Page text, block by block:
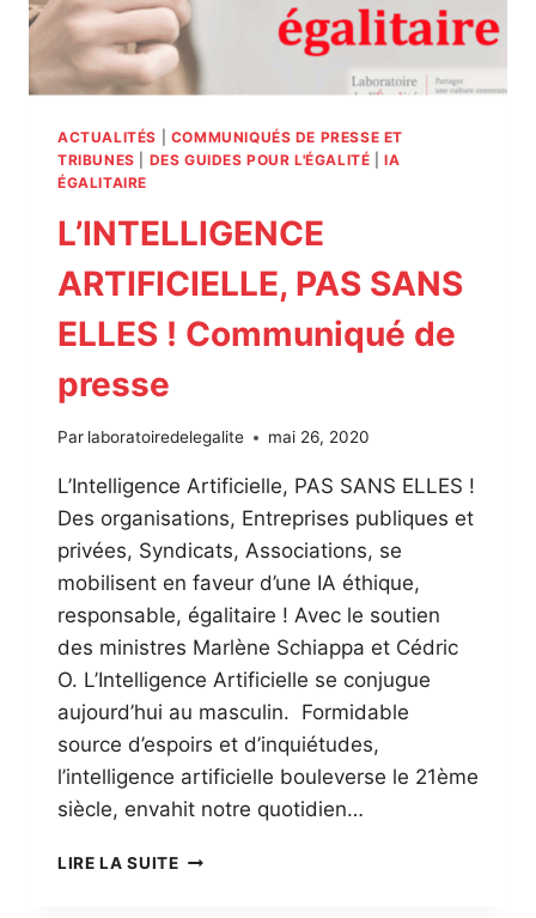
ACTUALITÉS
COMMUNIQUÉS DE PRESSE ET
TRIBUNES
DES GUIDES POUR L'ÉGALITÉ |IA
ÉGALITAIRE
L’INTELLIGENCE
ARTIFICIELLE, PAS SANS
ELLES ! Communiqué de
presse
Par laboratoiredelegalite mai 26, 2020
L’Intelligence Artificielle, PAS SANS ELLES !
Des organisations, Entreprises publiques et
privées, Syndicats, Associations, se
mobilisent en faveur d’une IA éthique,
responsable, égalitaire ! Avec le soutien
des ministres Marlène Schiappa et Cédric
O. L’Intelligence Artificielle se conjugue
aujourd’hui au masculin. Formidable
source d’espoirs et d’inquiétudes,
l’intelligence artificielle bouleverse le 21ème
siècle, envahit notre quotidien…
LIRE LA SUITEL’INTELLIGENCE